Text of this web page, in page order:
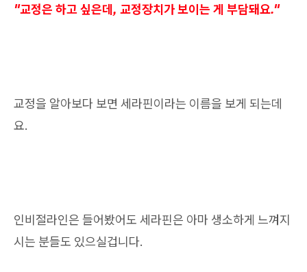
"교정은 하고 싶은데, 교정장치가 보이는 게 부담돼요."
교정을 알아보다 보면 세라핀이라는 이름을 보게 되는데
요.
인비절라인은 들어봤어도 세라핀은 아마 생소하게 느껴지
시는 분들도 있으실겁니다.